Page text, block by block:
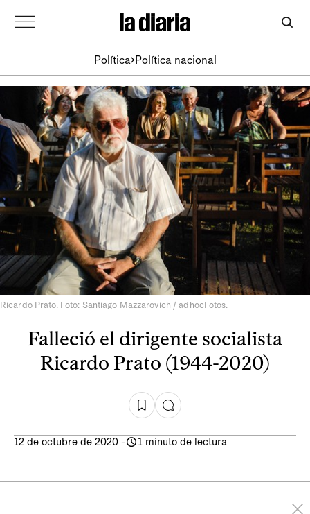
Política Política nacional
Ricardo Prato. Foto: Santiago Mazzarovich / adhocFotos.
Falleció el dirigente socialista
Ricardo Prato (1944-2020)
12 de octubre de 2020 - 1 minuto de lectura